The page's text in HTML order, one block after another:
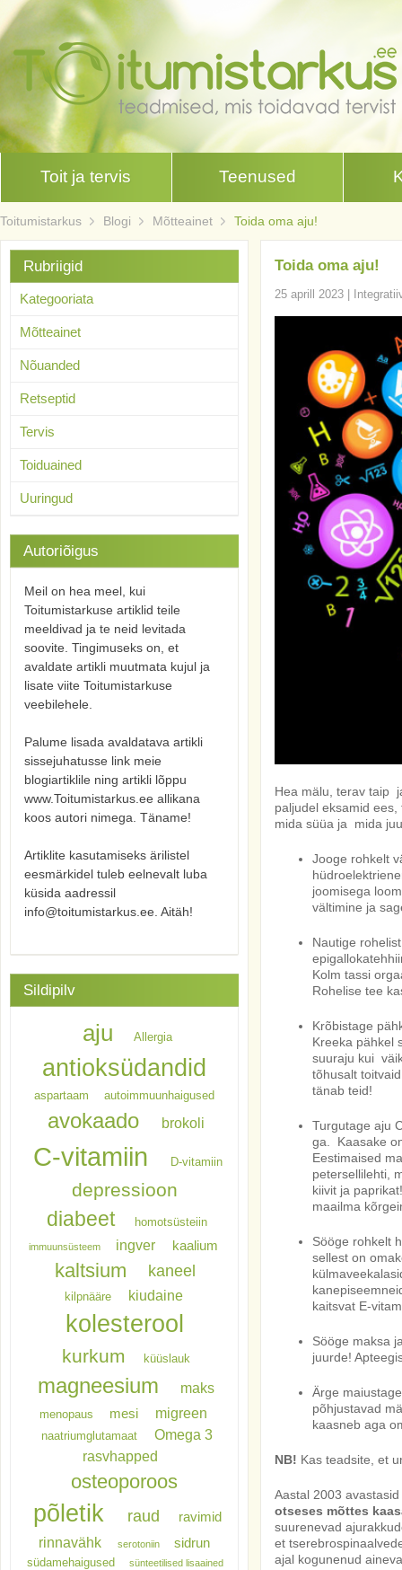
Toit ja tervis Teenused
Toitumistarkus Blogi Mõtteainet Toida oma aju!
Toida oma aju!
25 aprill 2023
Hea mälu, terav taip
paljudel eksamid
mida süüa ja mida
Jooge rohkelt
joomisega
vältimine ja
Nautige
Kolm tassi
Rohelise tee
Krõbistage
Kreeka pähkel
suuraju kui
tõhusalt
tänab teid!
Turgutage aju
ga. Kaasake
Eestimaised
petersellilehti,
kiivit ja
maailma
Sööge rohkelt
sellest on
kaitsvat E-
Sööge maksa
juurde!
Ärge
põhjustavad
kaasneb aga
NB! Kas teadsite, et
Aastal 2003
otseses mõttes
suurenevad
et
ajal kogunenud
Rubriigid
Kategooriata
Mõtteainet
Nõuanded
Retseptid
Tervis
Toiduained
Uuringud
Autoriõigus
Meil on hea meel, kui
Toitumistarkuse artiklid teile
meeldivad ja te neid levitada
soovite. Tingimuseks on, et
avaldate artikli muutmata kujul ja
lisate viite Toitumistarkuse
veebilehele.
Palume lisada avaldatava artikli
sissejuhatusse link meie
blogiartiklile ning artikli lõppu
www.Toitumistarkus.ee allikana
koos autori nimega. Täname!
Artiklite kasutamiseks ärilistel
eesmärkidel tuleb eelnevalt luba
küsida aadressil
info@toitumistarkus.ee. Aitäh!
Sildipilv
aju Allergia
antioksüdandid
aspartaam autoimmuunhaigused
avokaado brokoli
C-vitamiin D-vitamiin
depressioon
diabeet homotsüsteiin
immuunsüsteem ingver kaalium
kaltsium kaneel
kilpnääre kiudaine
kolesterool
kurkum küüslauk
magneesium maks
menopaus mesi migreen
naatriumglutamaat
Omega 3
rasvhapped
osteoporoos
põletik raud ravimid
rinnavähk serotoniin sidrun
südamehaigused sünteetilised lisaained